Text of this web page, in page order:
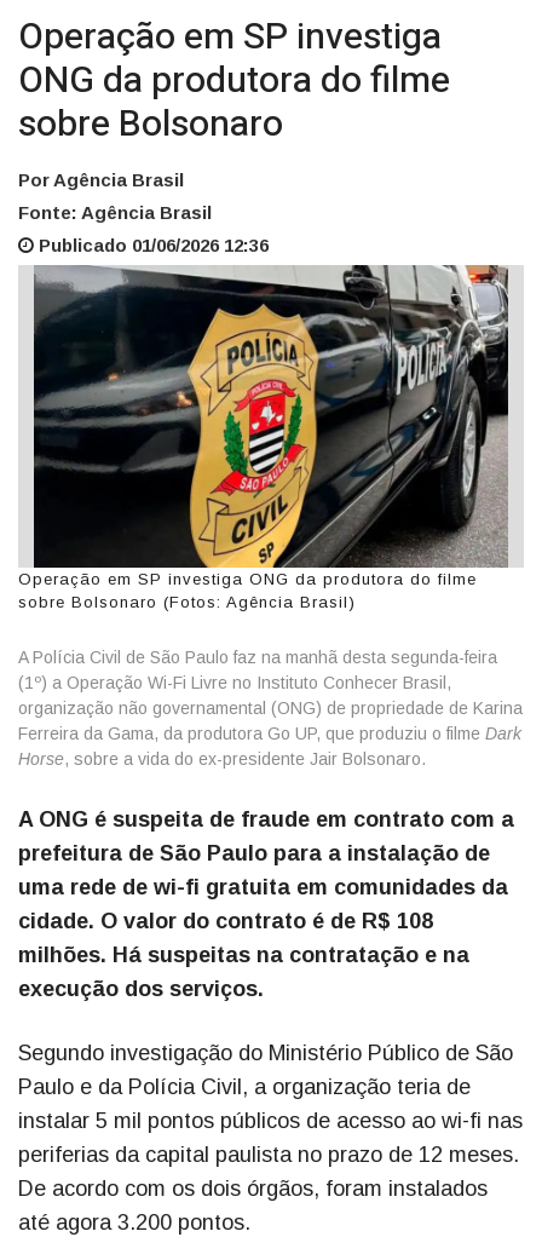
Operação em SP investiga
ONG da produtora do filme
sobre Bolsonaro
Por Agência Brasil
Fonte: Agência Brasil
Publicado 01/06/2026 12:36
Operação em SP investiga ONG da produtora do filme
sobre Bolsonaro (Fotos: Agência Brasil)
A Polícia Civil de São Paulo faz na manhã desta segunda-feira
(1º) a Operação Wi-Fi Livre no Instituto Conhecer Brasil,
organização não governamental (ONG) de propriedade de Karina
Ferreira da Gama, da produtora Go UP, que produziu o filme Dark
Horse, sobre a vida do ex-presidente Jair Bolsonaro.
A ONG é suspeita de fraude em contrato com a
prefeitura de São Paulo para a instalação de
uma rede de wi-fi gratuita em comunidades da
cidade. O valor do contrato é de R$ 108
milhões. Há suspeitas na contratação e na
execução dos serviços.
Segundo investigação do Ministério Público de São
Paulo e da Polícia Civil, a organização teria de
instalar 5 mil pontos públicos de acesso ao wi-fi nas
periferias da capital paulista no prazo de 12 meses.
De acordo com os dois órgãos, foram instalados
até agora 3.200 pontos.